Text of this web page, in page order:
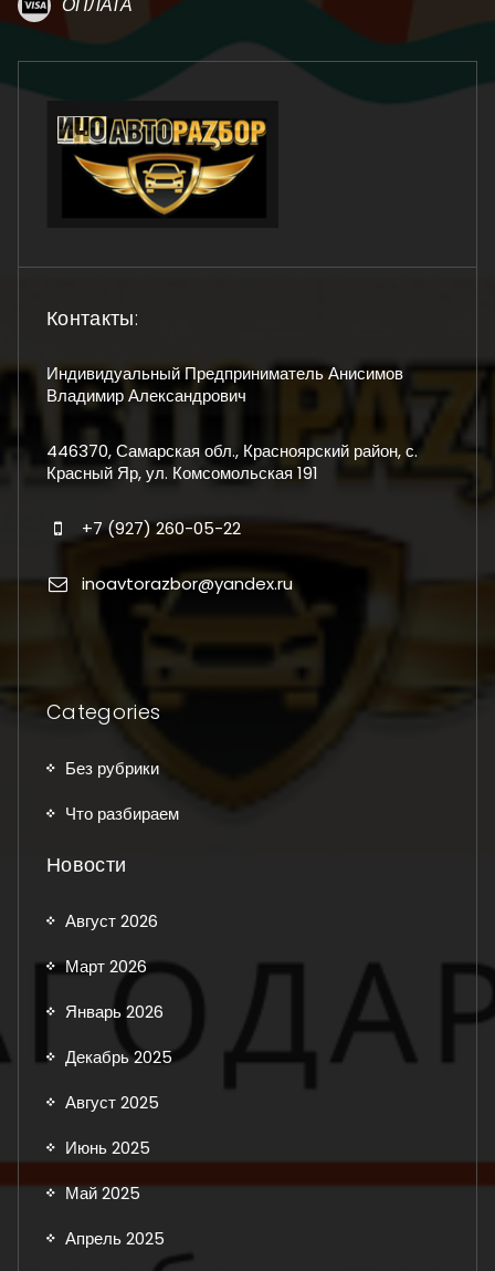
ОПЛАТА
Контакты:
Индивидуальный Предприниматель Анисимов
Владимир Александрович
446370, Самарская обл., Красноярский район, с.
Красный Яр, ул. Комсомольская 191
+7 (927) 260-05-22
inoavtorazbor@yandex.ru
Categories
Без рубрики
Что разбираем
Новости
Август 2026
Март 2026
Январь 2026
Декабрь 2025
Август 2025
Июнь 2025
Май 2025
Апрель 2025